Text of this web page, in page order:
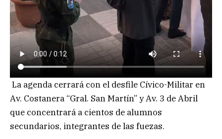
La agenda cerrará con el desfile Cívico-Militar en
Av. Costanera “Gral. San Martín” y Av. 3 de Abril
que concentrará a cientos de alumnos
secundarios, integrantes de las fuezas.